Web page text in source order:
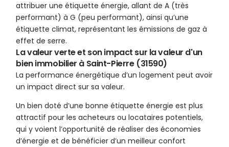
attribuer une étiquette énergie, allant de A (très
performant) à G (peu performant), ainsi qu’une
étiquette climat, représentant les émissions de gaz à
effet de serre.
La valeur verte et son impact sur la valeur d'un
bien immobilier à Saint-Pierre (31590)
La performance énergétique d’un logement peut avoir
un impact direct sur sa valeur.
Un bien doté d’une bonne étiquette énergie est plus
attractif pour les acheteurs ou locataires potentiels,
qui y voient l’opportunité de réaliser des économies
d’énergie et de bénéficier d’un meilleur confort